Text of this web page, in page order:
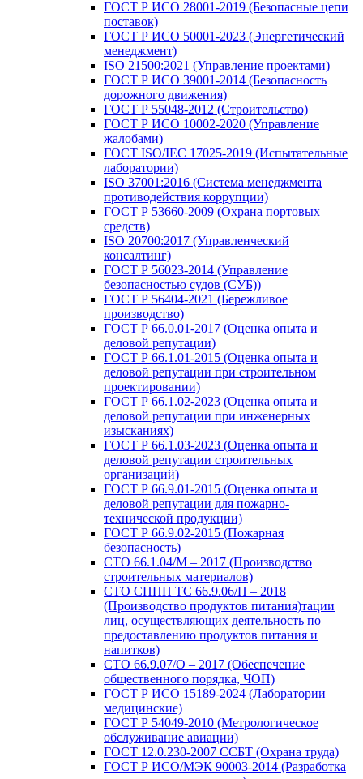
ГОСТ Р ИСО 28001-2019 (Безопасные цепи
поставок)
ГОСТ Р ИСО 50001-2023 (Энергетический
менеджмент)
ISO 21500:2021 (Управление проектами)
ГОСТ Р ИСО 39001-2014 (Безопасность
дорожного движения)
ГОСТ Р 55048-2012 (Строительство)
ГОСТ Р ИСО 10002-2020 (Управление
жалобами)
ГОСТ ISO/IEC 17025-2019 (Испытательные
лаборатории)
ISO 37001:2016 (Система менеджмента
противодействия коррупции)
ГОСТ Р 53660-2009 (Охрана портовых
средств)
ISO 20700:2017 (Управленческий
консалтинг)
ГОСТ Р 56023-2014 (Управление
безопасностью судов (СУБ))
ГОСТ Р 56404-2021 (Бережливое
производство)
ГОСТ Р 66.0.01-2017 (Оценка опыта и
деловой репутации)
ГОСТ Р 66.1.01-2015 (Оценка опыта и
деловой репутации при строительном
проектировании)
ГОСТ Р 66.1.02-2023 (Оценка опыта и
деловой репутации при инженерных
изысканиях)
ГОСТ Р 66.1.03-2023 (Оценка опыта и
деловой репутации строительных
организаций)
ГОСТ Р 66.9.01-2015 (Оценка опыта и
деловой репутации для пожарно-
технической продукции)
ГОСТ Р 66.9.02-2015 (Пожарная
безопасность)
СТО 66.1.04/М – 2017 (Производство
строительных материалов)
СТО СППП ТС 66.9.06/П – 2018
(Производство продуктов питания)тации
лиц, осуществляющих деятельность по
предоставлению продуктов питания и
напитков)
СТО 66.9.07/О – 2017 (Обеспечение
общественного порядка, ЧОП)
ГОСТ Р ИСО 15189-2024 (Лаборатории
медицинские)
ГОСТ Р 54049-2010 (Метрологическое
обслуживание авиации)
ГОСТ 12.0.230-2007 ССБТ (Охрана труда)
ГОСТ Р ИСО/МЭК 90003-2014 (Разработка